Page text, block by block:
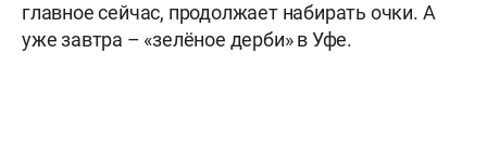
главное сейчас, продолжает набирать очки. А
уже завтра – «зелёное дерби» в Уфе.